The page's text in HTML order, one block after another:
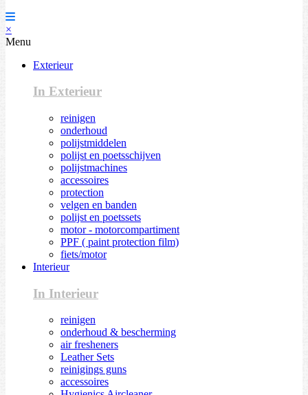
×
Menu
Exterieur
In Exterieur
reinigen
onderhoud
polijstmiddelen
polijst en poetsschijven
polijstmachines
accessoires
protection
velgen en banden
polijst en poetssets
motor - motorcompartiment
PPF ( paint protection film)
fiets/motor
Interieur
In Interieur
reinigen
onderhoud & bescherming
air fresheners
Leather Sets
reinigings guns
accessoires